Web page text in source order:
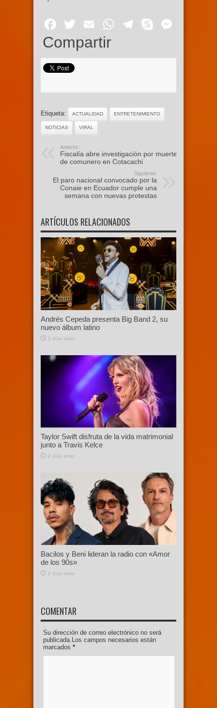
Facebook
Twitter
EmailWhatsApp
Telegram
Skype
Compartir
Etiqueta: ACTUALIDAD ENTRETENIMIENTO
NOTICIAS VIRAL
Anterior:
Fiscalía abre investigación por muerte
de comunero en Cotacachi
Siguiente:
El paro nacional convocado por la
Conaie en Ecuador cumple una
semana con nuevas protestas
ARTÍCULOS RELACIONADOS
Andrés Cepeda presenta Big Band 2, su
nuevo álbum latino
2 días atras
Taylor Swift disfruta de la vida matrimonial
junto a Travis Kelce
2 días atras
Bacilos y Beni lideran la radio con «Amor
de los 90s»
2 días atras
COMENTAR
Su dirección de correo electrónico no será
publicada.Los campos necesarios están
marcados *